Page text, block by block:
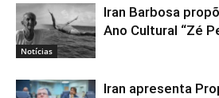
Notícias
Iran Barbosa
Ano Cultural “Zé
Iran apresenta